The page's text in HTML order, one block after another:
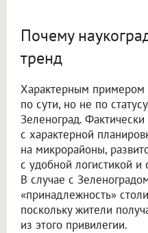
Почему
тренд
Характерным примером
по сути, но не по
Зеленоград.
с характерной
на микрорайоны,
с удобной логистикой
В случае с
«принадлежность»
поскольку жители
из этого привилегии.